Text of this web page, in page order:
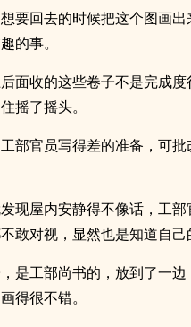
要回去的时候把这个图画
的事。
面收的这些卷子不是完成度
摇了摇头。
部官员写得差的准备，可
现屋内安静得不像话，工
敢对视，显然也是知道自己
是工部尚书的，放到了一
得很不错。